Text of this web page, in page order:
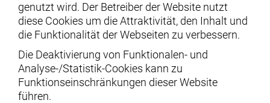
genutzt wird. Der Betreiber der Website nutzt
diese Cookies um die Attraktivität, den Inhalt und
die Funktionalität der Webseiten zu verbessern.
Die Deaktivierung von Funktionalen- und
Analyse-/Statistik-Cookies kann zu
Funktionseinschränkungen dieser Website
führen.